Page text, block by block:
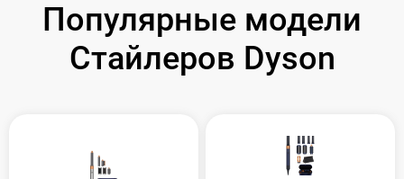
Популярные модели
Стайлеров Dyson